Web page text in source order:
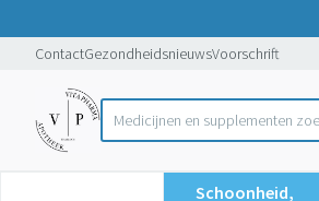
ContactGezondheidsnieuwsVoorschrift
Product, merk, categorie...
Schoonheid,